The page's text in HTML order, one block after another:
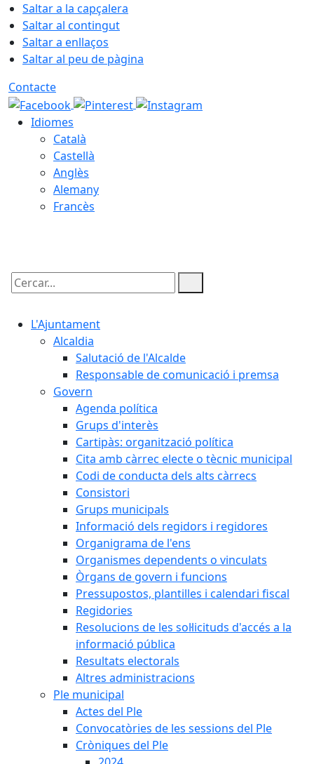
Saltar a la capçalera
Saltar al contingut
Saltar a enllaços
Saltar al peu de pàgina
Contacte
Idiomes
Català
Castellà
Anglès
Alemany
Francès
Cercar:
L'Ajuntament
Alcaldia
Salutació de l'Alcalde
Responsable de comunicació i premsa
Govern
Agenda política
Grups d'interès
Cartipàs: organització política
Cita amb càrrec electe o tècnic municipal
Codi de conducta dels alts càrrecs
Consistori
Grups municipals
Informació dels regidors i regidores
Organigrama de l'ens
Organismes dependents o vinculats
Òrgans de govern i funcions
Pressupostos, plantilles i calendari fiscal
Regidories
Resolucions de les sol·licituds d'accés a la
informació pública
Resultats electorals
Altres administracions
Ple municipal
Actes del Ple
Convocatòries de les sessions del Ple
Cròniques del Ple